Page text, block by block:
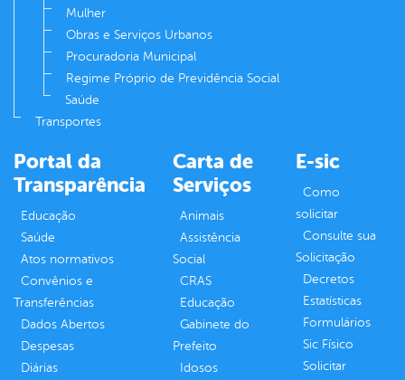
Mulher
Obras e Serviços Urbanos
Procuradoria Municipal
Regime Próprio de Previdência Social
Saúde
Transportes
Portal da
Transparência
Educação
Saúde
Atos normativos
Convênios e
Transferências
Dados Abertos
Despesas
Diárias
Carta de
Serviços
Animais
Assistência
Social
CRAS
Educação
Gabinete do
Prefeito
Idosos
E-sic
Como
solicitar
Consulte sua
Solicitação
Decretos
Estatísticas
Formulários
Sic Físico
Solicitar